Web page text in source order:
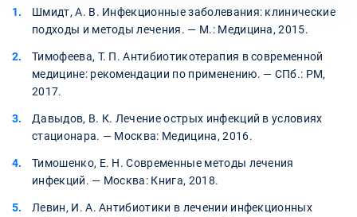
Шмидт, А. В. Инфекционные заболевания: клинические
подходы и методы лечения. — М.: Медицина, 2015.
Тимофеева, Т. П. Антибиотикотерапия в современной
медицине: рекомендации по применению. — СПб.: РМ,
2017.
Давыдов, В. К. Лечение острых инфекций в условиях
стационара. — Москва: Медицина, 2016.
Тимошенко, Е. Н. Современные методы лечения
инфекций. — Москва: Книга, 2018.
Левин, И. А. Антибиотики в лечении инфекционных